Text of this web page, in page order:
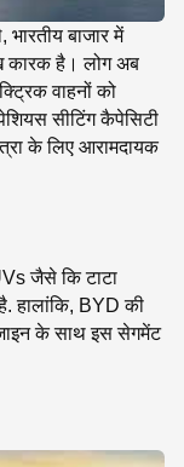
बाजार में
कारक है। लोग अब
वाहनों को
सीटिंग कैपेसिटी
के लिए आरामदायक
जैसे कि टाटा
हालांकि, BYD की
के साथ इस सेगमेंट